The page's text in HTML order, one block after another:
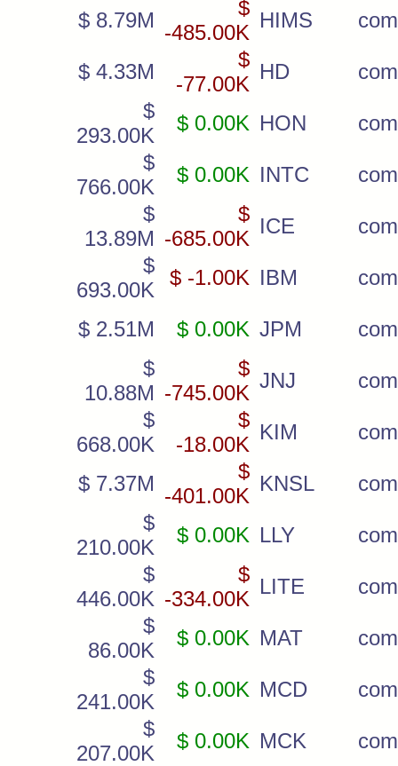
$ 8.79M
$
-485.00K
HIMS com
$ 4.33M
$
-77.00K
HD
com
$
293.00K
$ 0.00K HON
com
$
766.00K
$ 0.00K INTC
com
$
13.89M
$
-685.00K
ICE
com
$
693.00K
$ -1.00K IBM com
$ 2.51M $ 0.00K JPM
com
$
10.88M
$
-745.00K
JNJ
com
$
668.00K
$
-18.00K
KIM com
$ 7.37M
$
-401.00K
KNSL
com
$
210.00K
$ 0.00K LLY
com
$
446.00K
$
-334.00K
LITE
com
$
86.00K
$ 0.00K MAT
com
$
241.00K
$ 0.00K MCD
com
$
207.00K
$ 0.00K MCK com